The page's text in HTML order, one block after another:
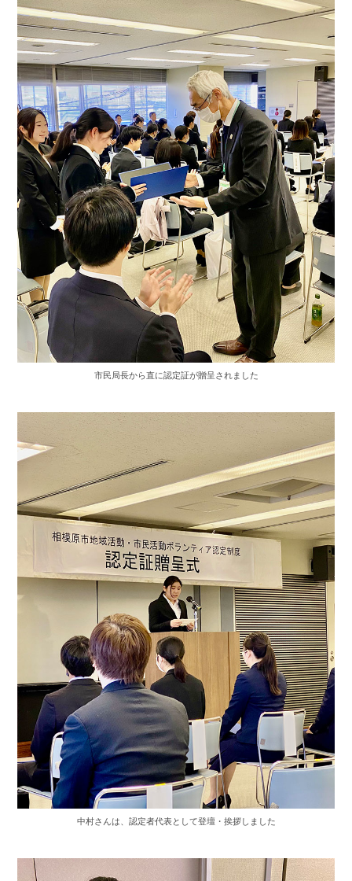
市民局長から直に認定証が贈呈されました
中村さんは、認定者代表として登壇・挨拶しました